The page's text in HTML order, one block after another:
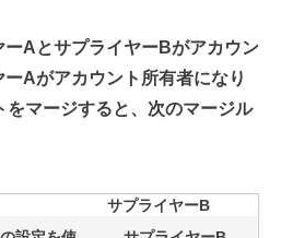
ーAとサプライヤーBがアカウン
ーAがアカウント所有者になり
をマージすると、次のマージル
サプライヤーB